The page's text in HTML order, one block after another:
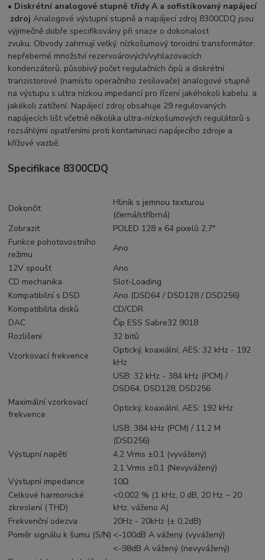
• Diskrétní analogové stupně třídyA a sofistikovaný napájecí
zdroj Analogové výstupní stupně a napájecí zdroj 8300CDQ jsou
výjimečně dobře specifikovány při snaze o dokonalost
zvuku. Obvody zahrnují velký, nízkošumový toroidní transformátor,
nepřeberné množství rezervoárových/vyhlazovacích
kondenzátorů, působivý počet regulačních čipů a diskrétní
tranzistorové (namísto operačního zesilovače) analogové stupně
na výstupu s ultra nízkou impedancí pro řízení jakéhokoli kabelu. a
jakékoli zatížení. Napájecí zdroj obsahuje 29 regulovaných
napájecích lišt včetně několika ultra-nízkošumových regulátorů s
rozsáhlými opatřeními proti kontaminaci napájecího zdroje a
křížové vazbě.
Specifikace 8300CDQ
Dokončit
Hliník s jemnou texturou
(černá/stříbrná)
Zobrazit
POLED 128 x 64 pixelů 2,7"
Funkce pohotovostního
režimu
Ano
12V spoušť
Ano
CD mechanika
Slot-Loading
Kompatibilní s DSD
Ano (DSD64 / DSD128 / DSD256)
Kompatibilita disků
CD/CDR
DAC
Čip ESS Sabre32 9018
Rozlišení
32 bitů
Vzorkovací frekvence
Optický, koaxiální, AES: 32 kHz - 192
kHz
USB: 32 kHz - 384 kHz (PCM) /
DSD64, DSD128, DSD256
Maximální vzorkovací
frekvence
Optický, koaxiální, AES: 192 kHz
USB: 384 kHz (PCM) / 11,2 M
(DSD256)
Výstupní napětí
4,2 Vrms ±0,1 (vyvážený)
2,1 Vrms ±0,1 (Nevyvážený)
Výstupní impedance
10Ω
Celkové harmonické
zkreslení (THD)
<0,002 % (1 kHz, 0 dB, 20 Hz ~ 20
kHz, váženo A)
Frekvenční odezva
20Hz - 20kHz (± 0,2dB)
Poměr signálu k šumu (S/N) <-100dB A vážený (vyvážený)
<-98dB A vážený (nevyvážený)